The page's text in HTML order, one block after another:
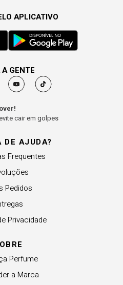
DE AJUDA?
Frequentes
Pedidos
Privacidade
Perfume
a Marca
APLICATIVO
GENTE
cair em golpes